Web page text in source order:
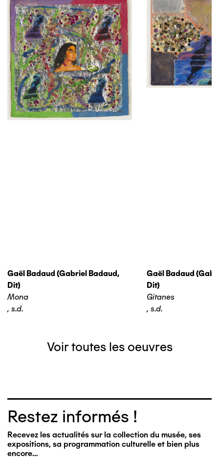
Gaël Badaud (gabriel Badaud,
Dit)
Mona
, s.d.
Gaël Badaud
Dit)
Gitanes
, s.d.
Voir toutes les oeuvres
Restez informés !
Recevez les actualités sur la collection du musée, ses
expositions, sa programmation culturelle et bien plus
encore…